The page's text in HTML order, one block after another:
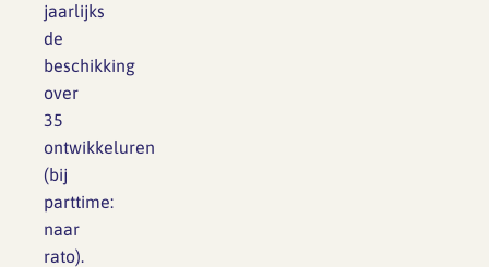
jaarlijks
de
beschikking
over
35
ontwikkeluren
(bij
parttime:
naar
rato).